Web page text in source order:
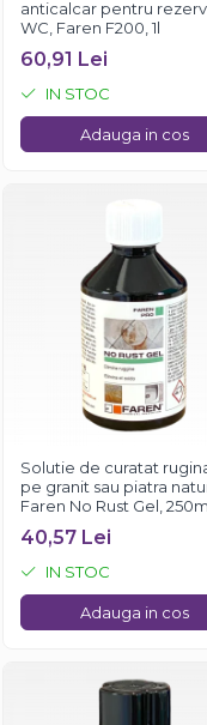
anticalcar pentru
WC, Faren F200, 1l
60,91 Lei
IN STOC
Adauga in cos
Solutie de curatat
pe granit sau piatra
Faren No Rust Gel,
40,57 Lei
IN STOC
Adauga in cos